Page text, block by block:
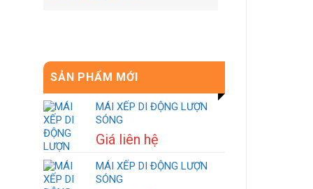
SẢN PHẨM MỚI
MÁI XẾP DI ĐỘNG LƯỢN
SÓNG
Giá liên hệ
MÁI XẾP DI ĐỘNG LƯỢN
SÓNG